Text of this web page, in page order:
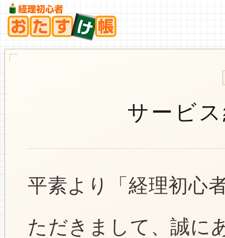
サービ
平素より「経理初心
ただきまして、誠に